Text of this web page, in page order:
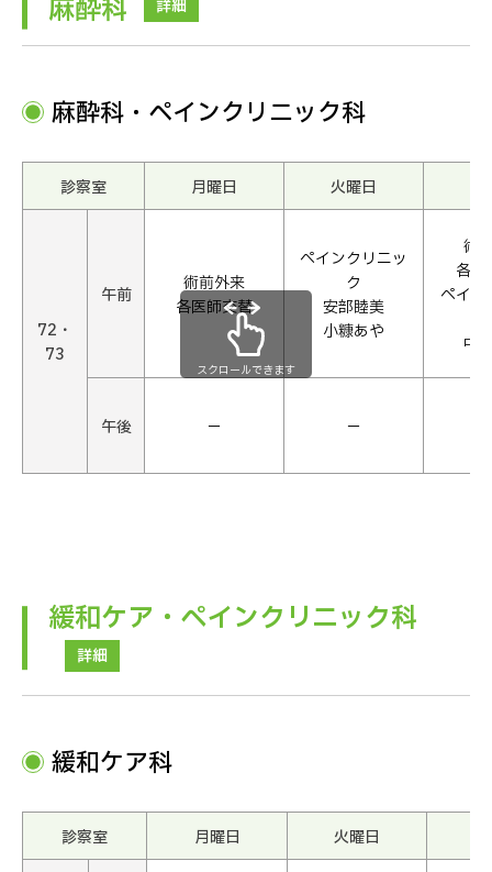
麻酔科 詳細
麻酔科・ペインクリニック科
診察室 月曜日 火曜日
72・
73
午前
術前外来
各医師交替
ペインクリニッ
ク
安部睦美
小糠あや
術
各医
ペイン
中
午後 − −
スクロールできます
緩和ケア・ペインクリニック科
詳細
緩和ケア科
診察室 月曜日 火曜日